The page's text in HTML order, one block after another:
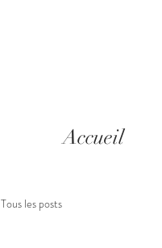
Accueil
Tous les posts